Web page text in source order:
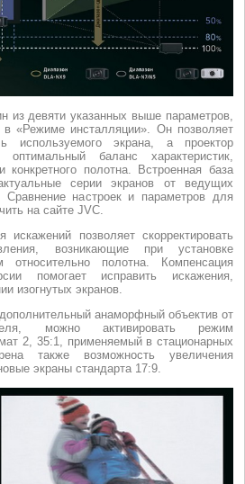
из девяти указанных выше параметров,
в «Режиме инсталляции». Он позволяет
используемого экрана, а проектор
оптимальный баланс характеристик,
конкретного полотна. Встроенная база
серии экранов от ведущих
Сравнение настроек и параметров для
на сайте JVC.
искажений позволяет скорректировать
возникающие при установке
относительно полотна. Компенсация
помогает исправить искажения,
изогнутых экранов.
анаморфный объектив от
можно активировать режим
2, 35:1, применяемый в стационарных
также возможность увеличения
экраны стандарта 17:9.